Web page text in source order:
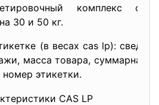
комплекс с
30 и 50 кг.
(в весах cas lp):
масса товара, суммарная
этикетки.
CAS LP